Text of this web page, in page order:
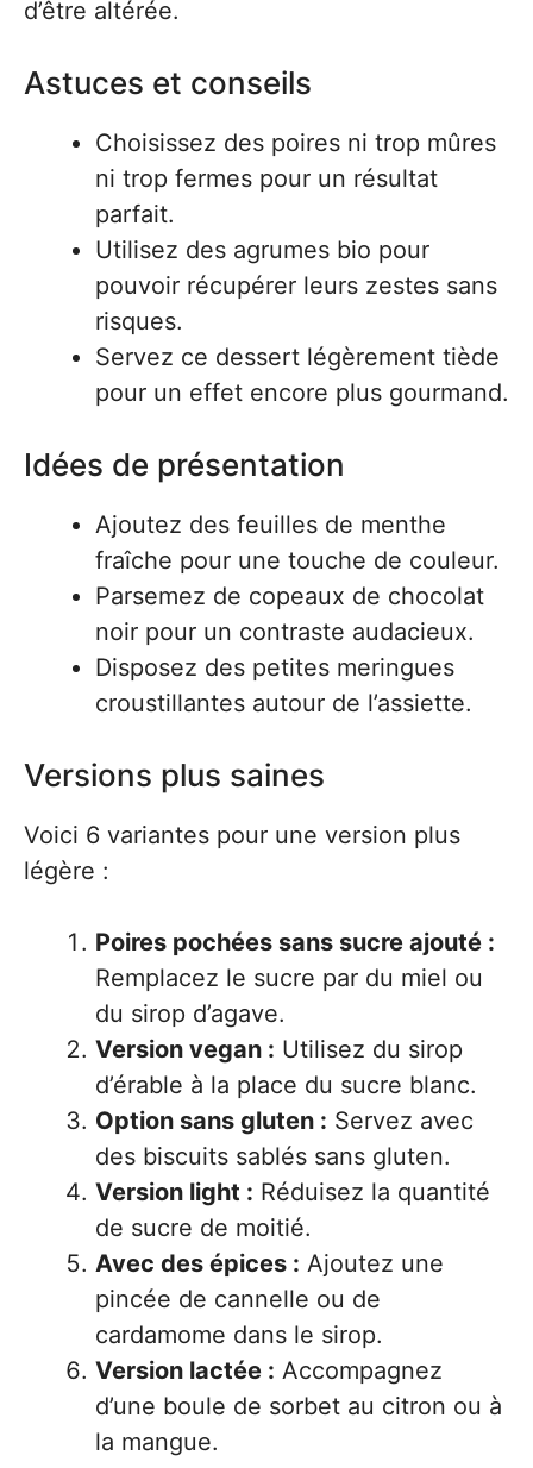
d’être altérée.
Astuces et conseils
Choisissez des poires ni trop mûres
ni trop fermes pour un résultat
parfait.
Utilisez des agrumes bio pour
pouvoir récupérer leurs zestes sans
risques.
Servez ce dessert légèrement tiède
pour un effet encore plus gourmand.
Idées de présentation
Ajoutez des feuilles de menthe
fraîche pour une touche de couleur.
Parsemez de copeaux de chocolat
noir pour un contraste audacieux.
Disposez des petites meringues
croustillantes autour de l’assiette.
Versions plus saines
Voici 6 variantes pour une version plus
légère :
Poires pochées sans sucre ajouté :
Remplacez le sucre par du miel ou
du sirop d’agave.
Version vegan : Utilisez du sirop
d’érable à la place du sucre blanc.
Option sans gluten : Servez avec
des biscuits sablés sans gluten.
Version light : Réduisez la quantité
de sucre de moitié.
Avec des épices : Ajoutez une
pincée de cannelle ou de
cardamome dans le sirop.
Version lactée : Accompagnez
d’une boule de sorbet au citron ou à
la mangue.